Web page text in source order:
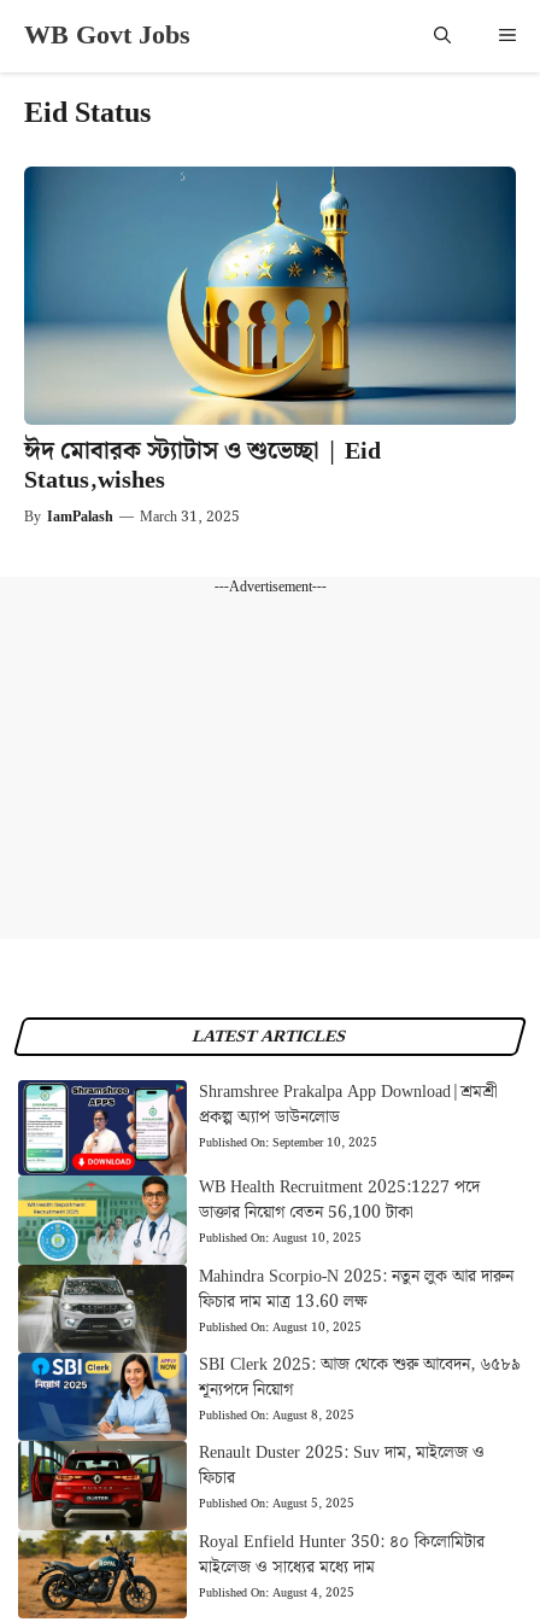
content
WB Govt Jobs
Eid Status
ঈদ মোবারক স্ট্যাটাস ও শুভেচ্ছা | Eid
Status,wishes
By IamPalash — March 31, 2025
---Advertisement---
LATEST ARTICLES
Shramshree Prakalpa App Download|শ্রমশ্রী
প্রকল্প অ্যাপ ডাউনলোড
Published On:September 10, 2025
WB Health Recruitment 2025:1227 পদে
ডাক্তার নিয়োগ বেতন 56,100 টাকা
Published On:August 10, 2025
Mahindra Scorpio-N 2025: নতুন লুক আর দারুন
ফিচার দাম মাত্র 13.60 লক্ষ
Published On:August 10, 2025
SBI Clerk 2025: আজ থেকে শুরু আবেদন, ৬৫৮৯
শূন্যপদে নিয়োগ
Published On:August 8, 2025
Renault Duster 2025: Suv দাম, মাইলেজ ও
ফিচার
Published On:August 5, 2025
Royal Enfield Hunter 350: ৪০ কিলোমিটার
মাইলেজ ও সাধ্যের মধ্যে দাম
Published On:August 4, 2025